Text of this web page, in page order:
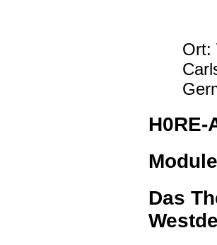
Ort:
H0RE-
Das